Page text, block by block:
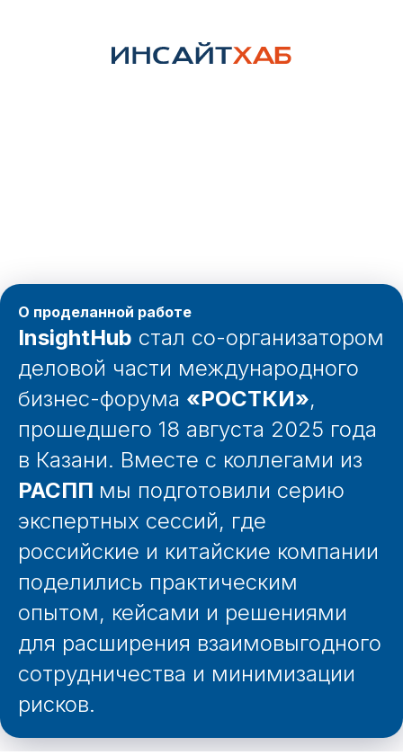
О проделанной работе
InsightHub стал со-организатором
деловой части международного
бизнес-форума «РОСТКИ»,
прошедшего 18 августа 2025 года
в Казани. Вместе с коллегами из
РАСПП мы подготовили серию
экспертных сессий, где
российские и китайские компании
поделились практическим
опытом, кейсами и решениями
для расширения взаимовыгодного
сотрудничества и минимизации
рисков.